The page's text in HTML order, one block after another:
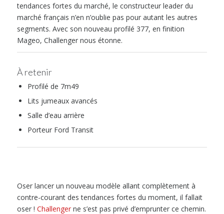
tendances fortes du marché, le constructeur leader du
marché français n’en n’oublie pas pour autant les autres
segments. Avec son nouveau profilé 377, en finition
Mageo, Challenger nous étonne.
À retenir
Profilé de 7m49
Lits jumeaux avancés
Salle d’eau arrière
Porteur Ford Transit
Oser lancer un nouveau modèle allant complètement à
contre-courant des tendances fortes du moment, il fallait
oser ! Challenger ne s’est pas privé d’emprunter ce chemin.